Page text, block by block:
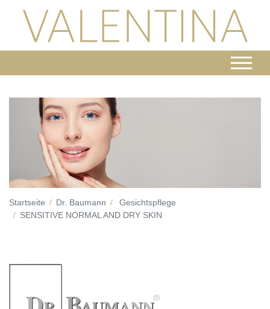
Startseite Dr. Baumann
Gesichtspflege
SENSITIVE NORMAL AND DRY SKIN